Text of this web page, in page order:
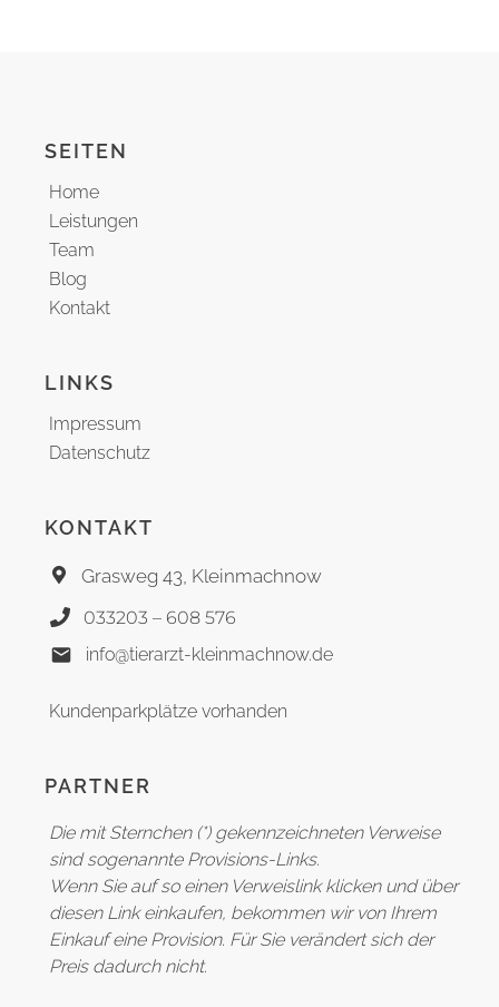
SEITEN
Home
Leistungen
Team
Blog
Kontakt
LINKS
Impressum
Datenschutz
KONTAKT
Grasweg 43, Kleinmachnow
033203 – 608 576
info@tierarzt-kleinmachnow.de
Kundenparkplätze vorhanden
PARTNER
Die mit Sternchen (*) gekennzeichneten Verweise
sind sogenannte Provisions-Links.
Wenn Sie auf so einen Verweislink klicken und über
diesen Link einkaufen, bekommen wir von Ihrem
Einkauf eine Provision. Für Sie verändert sich der
Preis dadurch nicht.